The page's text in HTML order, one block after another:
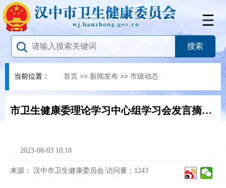
当前位置： 首页 >> 新闻发布 >> 市级动态
市卫生健康委理论学习中心组学习会发言摘登（一）
2023-08-03 10:18
来源： 汉中市卫生健康委员会 访问量： 1243